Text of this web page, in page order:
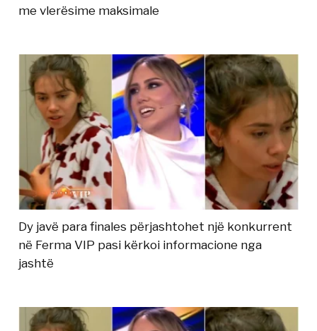
me vlerësime maksimale
Dy javë para finales përjashtohet një konkurrent
në Ferma VIP pasi kërkoi informacione nga
jashtë